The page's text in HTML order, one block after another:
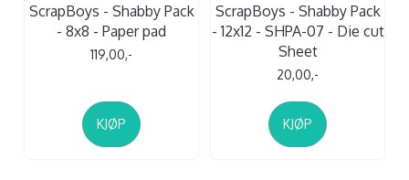
ScrapBoys - Shabby Pack
- 8x8 - Paper pad
119,00,-
KJØP
ScrapBoys - Shabby Pack
- 12x12 - SHPA-07 - Die cut
Sheet
20,00,-
KJØP